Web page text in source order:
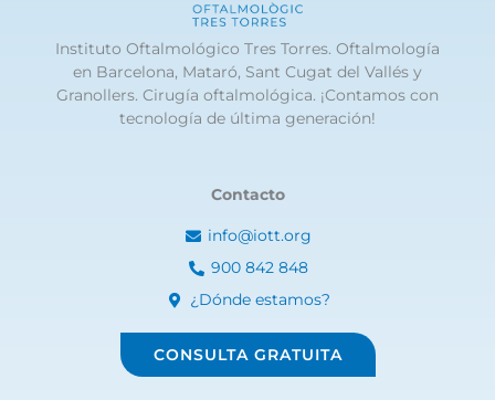
Instituto Oftalmológico Tres Torres. Oftalmología
en Barcelona, Mataró, Sant Cugat del Vallés y
Granollers. Cirugía oftalmológica. ¡Contamos con
tecnología de última generación!
Contacto
info@iott.org
900 842 848
¿Dónde estamos?
CONSULTA GRATUITA